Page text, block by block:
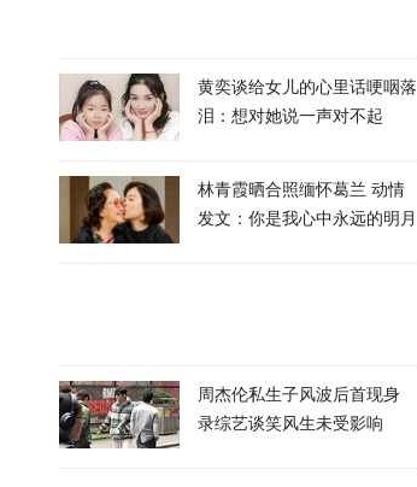
黄奕谈给女儿的心里话哽咽落
泪：想对她说一声对不起
林青霞晒合照缅怀葛兰 动情
发文：你是我心中永远的明月
周杰伦私生子风波后首现身
录综艺谈笑风生未受影响